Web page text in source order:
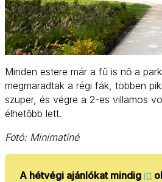
Minden estere már a fű is nő a
megmaradtak a régi fák, többen
szuper, és végre a 2-es villamos
élhetőbb lett.
Fotó: Minimatiné
A hétvégi ajánlókat mindig itt